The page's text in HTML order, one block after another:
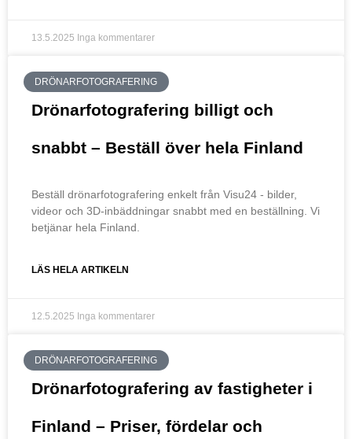
13.5.2025 Inga kommentarer
DRÖNARFOTOGRAFERING
Drönarfotografering billigt och
snabbt – Beställ över hela Finland
Beställ drönarfotografering enkelt från Visu24 - bilder,
videor och 3D-inbäddningar snabbt med en beställning. Vi
betjänar hela Finland.
LÄS HELA ARTIKELN
12.5.2025 Inga kommentarer
DRÖNARFOTOGRAFERING
Drönarfotografering av fastigheter i
Finland – Priser, fördelar och